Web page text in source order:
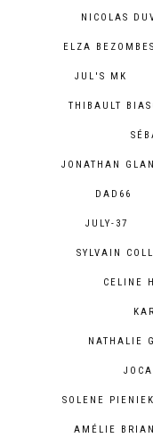
NICOLAS
ELZA BEZOMBES
JUL'S MK
THIBAULT
JONATHAN
DAD66
JULY-37
SYLVAIN
CELINE
NATHALIE
SOLENE PIENIEK
AMÉLIE